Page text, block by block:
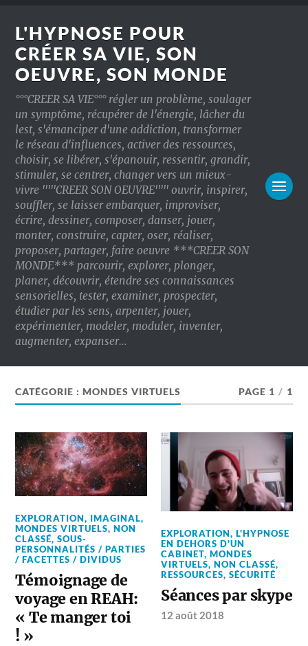
L'HYPNOSE POUR
CRÉER SA VIE, SON
OEUVRE, SON MONDE
°°°CREER SA VIE°°° régler un problème, soulager
un symptôme, récupérer de l'énergie, lâcher du
lest, s'émanciper d'une addiction, transformer
le réseau d'influences, activer des ressources,
choisir, se libérer, s'épanouir, ressentir, grandir,
stimuler, se centrer, changer vers un mieux-
vivre '''''CREER SON OEUVRE''''' ouvrir, inspirer,
souffler, se laisser embarquer, improviser,
écrire, dessiner, composer, danser, jouer,
monter, construire, capter, oser, réaliser,
proposer, partager, faire oeuvre ***CREER SON
MONDE*** parcourir, explorer, plonger,
planer, découvrir, étendre ses connaissances
sensorielles, tester, examiner, prospecter,
étudier par les sens, arpenter, jouer,
expérimenter, modeler, moduler, inventer,
augmenter, expanser…
CATÉGORIE :MONDES VIRTUELS PAGE 1 / 1
EXPLORATION, IMAGINAL,
MONDES VIRTUELS,NON
CLASSÉ,SOUS-
PERSONNALITÉS / PARTIES
/ FACETTES / DIVIDUS
Témoignage de
voyage en REAH:
« Te manger toi
! »
EXPLORATION,L'HYPNOSE
EN DEHORS D'UN
CABINET,MONDES
VIRTUELS,NON CLASSÉ,
RESSOURCES,SÉCURITÉ
Séances par skype
12 août 2018